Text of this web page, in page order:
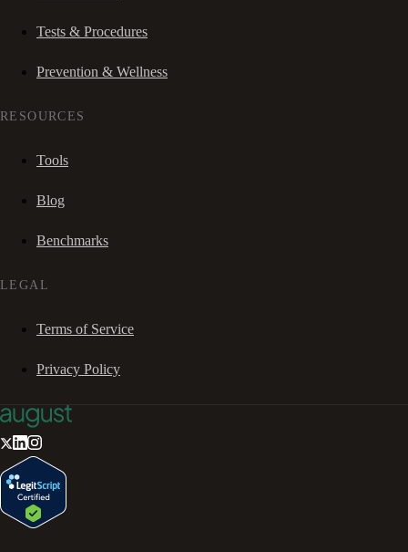
Tests & Procedures
Prevention & Wellness
RESOURCES
Tools
Blog
Benchmarks
LEGAL
Terms of Service
Privacy Policy